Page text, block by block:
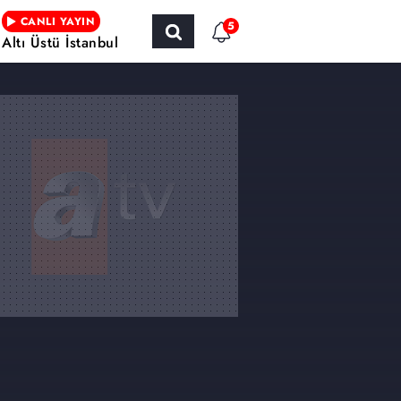
CANLI YAYIN
Altı Üstü İstanbul
5